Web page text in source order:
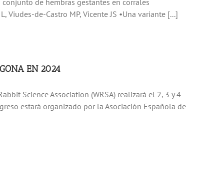
conjunto de hembras gestantes en corrales
Viudes-de-Castro MP, Vicente JS •Una variante [...]
EN 2024
Science Association (WRSA) realizará el 2, 3 y 4
estará organizado por la Asociación Española de